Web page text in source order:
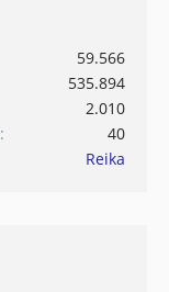
59.566
535.894
2.010
40
Reika